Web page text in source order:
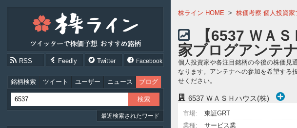
RSS Feedly Twitter Facebook
銘柄検索 ツイート ユーザー ニュース ブログ
最近検索されたワード
株ライン HOME > 株価考察 個人投資家
【6537 ＷＡ
家ブログアンテナ
個人投資家や各注目銘柄の今後の株価見
なります。アンテナへの参加を希望する
せください。
6537 ＷＡＳＨハウス(株)
市場:
東証GRT
業種:
サービス業